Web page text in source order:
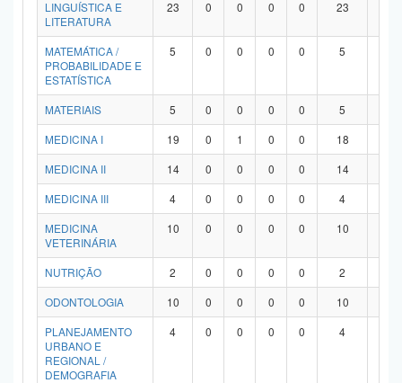
LINGUÍSTICA E
LITERATURA
23 0 0 0 0 23
MATEMÁTICA /
PROBABILIDADE E
ESTATÍSTICA
5 0 0 0 0 5
MATERIAIS 5 0 0 0 0 5
MEDICINA I
19 0 1 0 0 18
MEDICINA II
14 0 0 0 0 14
MEDICINA III
4 0 0 0 0 4
MEDICINA
VETERINÁRIA
10 0 0 0 0 10
NUTRIÇÃO 2 0 0 0 0 2
ODONTOLOGIA
10 0 0 0 0 10
PLANEJAMENTO
URBANO E
REGIONAL /
DEMOGRAFIA
4 0 0 0 0 4